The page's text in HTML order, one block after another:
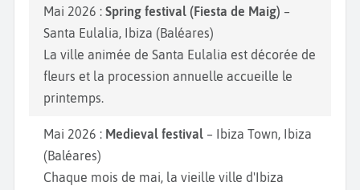
Mai 2026 : Spring festival (Fiesta de Maig) –
Santa Eulalia, Ibiza (Baléares)
La ville animée de Santa Eulalia est décorée de
fleurs et la procession annuelle accueille le
printemps.
Mai 2026 : Medieval festival – Ibiza Town, Ibiza
(Baléares)
Chaque mois de mai, la vieille ville d'Ibiza